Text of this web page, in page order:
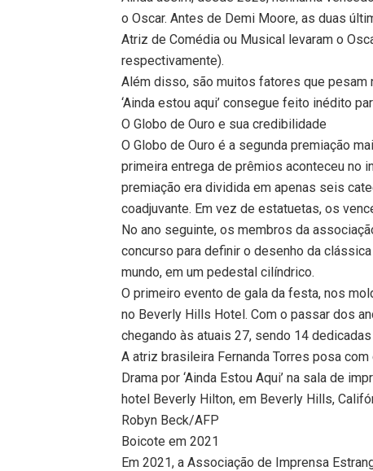
o Oscar. Antes de Demi Moore, as duas
Atriz de Comédia ou Musical levaram o
respectivamente).
Além disso, são muitos fatores que pesam
‘Ainda estou aqui’ consegue feito inédito
O Globo de Ouro e sua credibilidade
O Globo de Ouro é a segunda premiação
primeira entrega de prêmios aconteceu no
premiação era dividida em apenas seis
coadjuvante. Em vez de estatuetas, os
No ano seguinte, os membros da
concurso para definir o desenho da
mundo, em um pedestal cilíndrico.
O primeiro evento de gala da festa, nos
no Beverly Hills Hotel. Com o passar dos
chegando às atuais 27, sendo 14
A atriz brasileira Fernanda Torres posa
Drama por ‘Ainda Estou Aqui’ na sala de
hotel Beverly Hilton, em Beverly Hills,
Robyn Beck/AFP
Boicote em 2021
Em 2021, a Associação de Imprensa